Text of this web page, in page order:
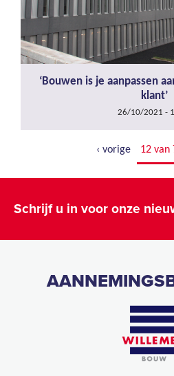
‘Bouwen is je aanpassen
klant’
26/10/2021 -
‹ vorige 12 van
Schrijf u in voor onze